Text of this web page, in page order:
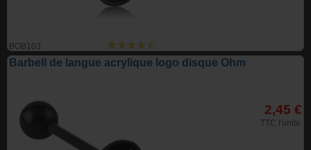
BOB103
Barbell de langue acrylique logo disque Ohm
2,45 €
TTC l'unite